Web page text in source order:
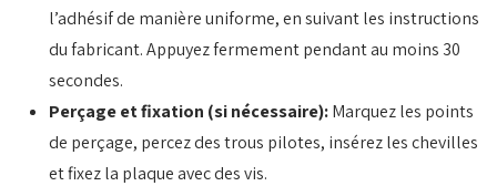
l’adhésif de manière uniforme, en suivant les instructions
du fabricant. Appuyez fermement pendant au moins 30
secondes.
Perçage et fixation (si nécessaire):Marquez les points
de perçage, percez des trous pilotes, insérez les chevilles
et fixez la plaque avec des vis.